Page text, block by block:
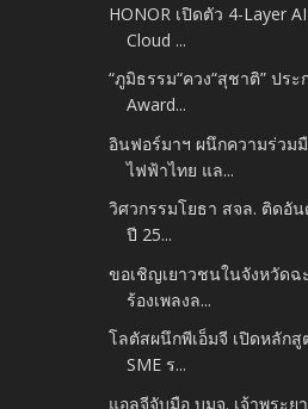
HONOR เปิดตัว 4-Layer
Cloud ...
“ภูมิธรรม“ควง“สุชาติ” ปร
Award...
อินฟอร์มาฯ ผนึกความร่วม
ไฟฟ้าไทย แล...
วิศวกรรมโยธา สจล. ติดอั
ปี 25...
ขอเชิญเยาวชนในจังหวัดฉ
ร้องเพลงล...
โลตัสผนึกพีเอ็มจี เปิดหลักสู
SME ร...
แอลจีจับมือ บมจ. เจ้าพระ